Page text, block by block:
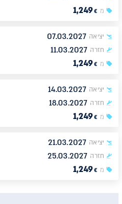
מ 1,249 €
יציאה 07.03.2027
חזרה 11.03.2027
מ 1,249 €
יציאה 14.03.2027
חזרה 18.03.2027
מ 1,249 €
יציאה 21.03.2027
חזרה 25.03.2027
מ 1,249 €